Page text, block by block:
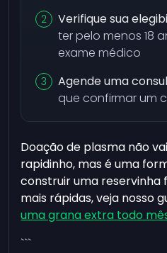
Verifique sua
ter pelo menos 18
exame médico
Agende uma
que confirmar um
Doação de plasma não
rapidinho, mas é uma
construir uma reservinha
mais rápidas, veja nosso
uma grana extra todo
```